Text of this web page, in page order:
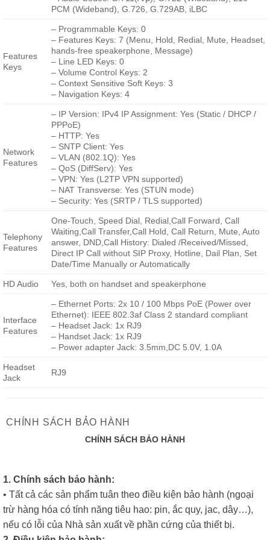
PCM (Wideband), G.726, G.729AB, iLBC
Features
Keys
– Programmable Keys: 0
– Features Keys: 7 (Menu, Hold, Redial, Mute, Headset,
hands-free speakerphone, Message)
– Line LED Keys: 0
– Volume Control Keys: 2
– Context Sensitive Soft Keys: 3
– Navigation Keys: 4
Network
Features
– IP Version: IPv4 IP Assignment: Yes (Static / DHCP /
PPPoE)
– HTTP: Yes
– SNTP Client: Yes
– VLAN (802.1Q): Yes
– QoS (DiffServ): Yes
– VPN: Yes (L2TP VPN supported)
– NAT Transverse: Yes (STUN mode)
– Security: Yes (SRTP / TLS supported)
Telephony
Features
One-Touch, Speed Dial, Redial,Call Forward, Call
Waiting,Call Transfer,Call Hold, Call Return, Mute, Auto
answer, DND,Call History: Dialed /Received/Missed,
Direct IP Call without SIP Proxy, Hotline, Dail Plan, Set
Date/Time Manually or Automatically
HD Audio Yes, both on handset and speakerphone
Interface
Features
– Ethernet Ports: 2x 10 / 100 Mbps PoE (Power over
Ethernet): IEEE 802.3af Class 2 standard compliant
– Headset Jack: 1x RJ9
– Handset Jack: 1x RJ9
– Power adapter Jack: 3.5mm,DC 5.0V, 1.0A
Headset
Jack
RJ9
CHÍNH SÁCH BẢO HÀNH
CHÍNH SÁCH BẢO HÀNH
1. Chính sách bảo hành:
• Tất cả các sản phẩm tuân theo điều kiện bảo hành (ngoại
trừ hàng hóa có tính năng tiêu hao: pin, ắc quy, jac, dây…),
nếu có lỗi của Nhà sản xuất về phần cứng của thiết bị.